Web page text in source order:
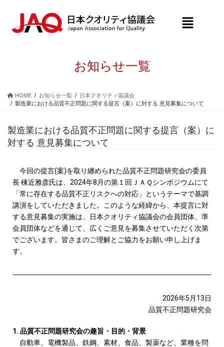
お知らせ一覧
HOME お知らせ一覧
日本クオリティ協議会
製造業における品質不正問題に関する提言（案）に対する 意見募集について
製造業における品質不正問題に関する提言（案）に
対する 意見募集について
今回の提言(案)を取り纏められた品質不正問題研究会の委員
長 棟近雅彦氏は、2024年8月の第１回ＪＡＱシンポジウムにて
「常に存在する品質不正リスクへの対応」というテーマで基調
講演をしていただきました。このような経緯から、本提言に対
する意見募集の実施は、日本クオリティ協議会の会員団体、準
会員団体などを通じて、広くご意見を募集させていただく次第
でございます。皆さまのご理解とご協力をお願い申し上げま
す。
2026年5月13日
品質不正問題研究会
1. 品質不正問題研究会の趣旨・目的・背景
自動車、電機製品、鉄鋼、素材、食品、製薬など、業種を問